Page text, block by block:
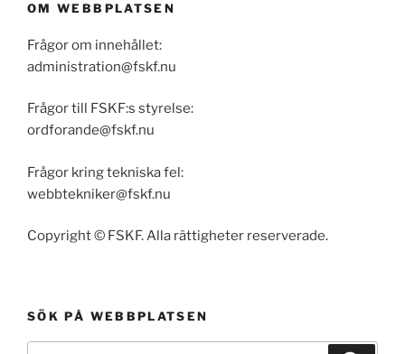
OM WEBBPLATSEN
Frågor om innehållet:
administration@fskf.nu
Frågor till FSKF:s styrelse:
ordforande@fskf.nu
Frågor kring tekniska fel:
webbtekniker@fskf.nu
Copyright © FSKF. Alla rättigheter reserverade.
SÖK PÅ WEBBPLATSEN